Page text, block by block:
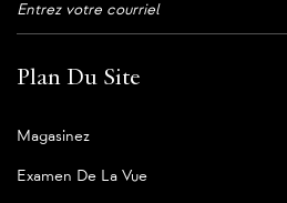
Plan Du Site
Magasinez
Examen De La Vue